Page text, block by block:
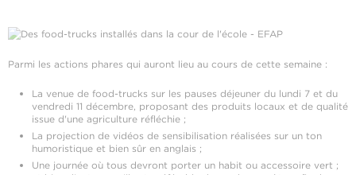
Parmi les actions phares qui auront lieu au cours de cette semaine :
La venue de food-trucks sur les pauses déjeuner du lundi 7 et du
vendredi 11 décembre, proposant des produits locaux et de qualité
issue d'une agriculture réfléchie ;
La projection de vidéos de sensibilisation réalisées sur un ton
humoristique et bien sûr en anglais ;
Une journée où tous devront porter un habit ou accessoire vert ;